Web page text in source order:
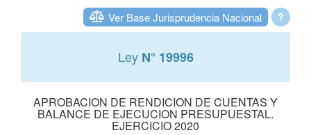
?
Ver Base Jurisprudencia Nacional
Ley N° 19996
APROBACION DE RENDICION DE CUENTAS Y
BALANCE DE EJECUCION PRESUPUESTAL.
EJERCICIO 2020